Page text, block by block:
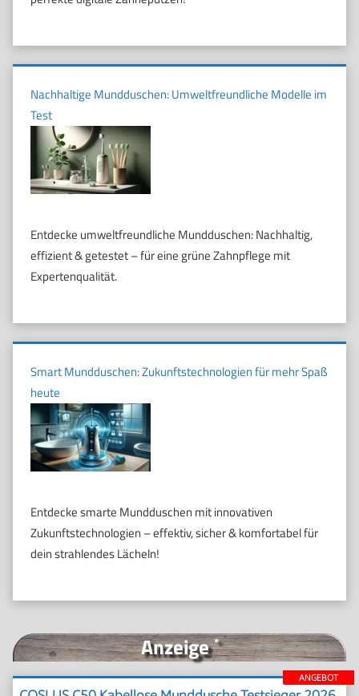
Nachhaltige Mundduschen: Umweltfreundliche Modelle im
Test
Entdecke umweltfreundliche Mundduschen: Nachhaltig,
effizient & getestet – für eine grüne Zahnpflege mit
Expertenqualität.
Smart Mundduschen: Zukunftstechnologien für mehr Spaß
heute
Entdecke smarte Mundduschen mit innovativen
Zukunftstechnologien – effektiv, sicher & komfortabel für
dein strahlendes Lächeln!
Anzeige*
ANGEBOT